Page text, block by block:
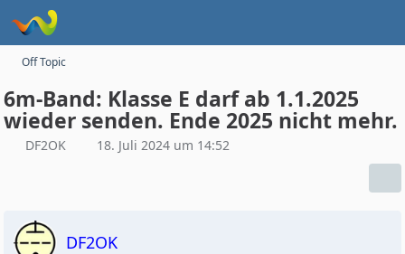
Off Topic
6m-Band: Klasse E darf ab 1.1.2025
wieder senden. Ende 2025 nicht mehr.
DF2OK 18. Juli 2024 um 14:52
DF2OK